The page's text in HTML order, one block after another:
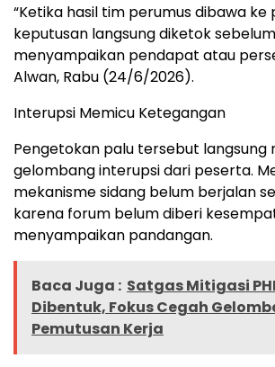
“Ketika hasil tim perumus dibawa ke
keputusan langsung diketok
menyampaikan pendapat atau
Alwan, Rabu (24/6/2026).
Interupsi Memicu Ketegangan
Pengetokan palu tersebut langsung
gelombang interupsi dari peserta.
mekanisme sidang belum berjalan
karena forum belum diberi
menyampaikan pandangan.
Baca Juga : Satgas Mitigasi
Dibentuk, Fokus Cegah
Pemutusan Kerja